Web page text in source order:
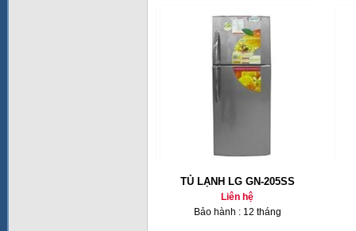
TỦ LẠNH LG GN-205SS
Liên hệ
Bảo hành : 12 tháng